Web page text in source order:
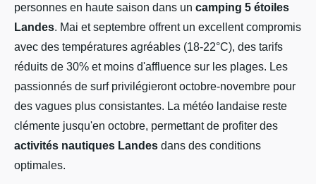
personnes en haute saison dans un camping 5 étoiles
Landes. Mai et septembre offrent un excellent compromis
avec des températures agréables (18-22°C), des tarifs
réduits de 30% et moins d'affluence sur les plages. Les
passionnés de surf privilégieront octobre-novembre pour
des vagues plus consistantes. La météo landaise reste
clémente jusqu'en octobre, permettant de profiter des
activités nautiques Landes dans des conditions
optimales.